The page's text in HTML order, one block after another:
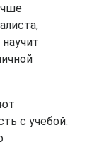
с учебой.